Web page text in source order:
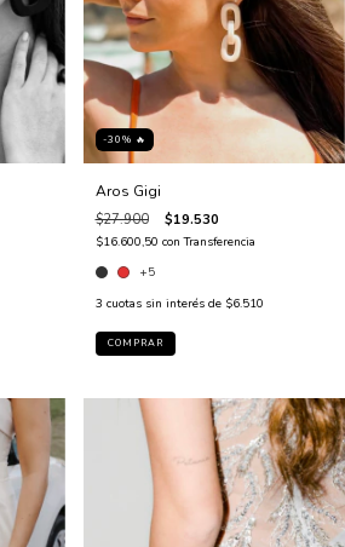
-30% 🔥
Aros Gigi
$27.900 $19.530
$16.600,50 con Transferencia
+5
3 cuotas sin interés de $6.510
COMPRAR